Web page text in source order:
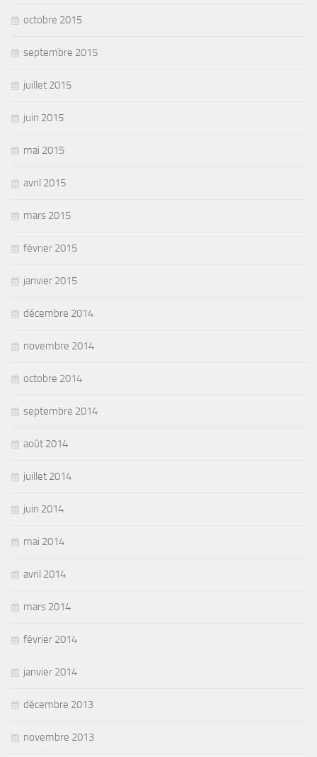
octobre 2015
septembre 2015
juillet 2015
juin 2015
mai 2015
avril 2015
mars 2015
février 2015
janvier 2015
décembre 2014
novembre 2014
octobre 2014
septembre 2014
août 2014
juillet 2014
juin 2014
mai 2014
avril 2014
mars 2014
février 2014
janvier 2014
décembre 2013
novembre 2013